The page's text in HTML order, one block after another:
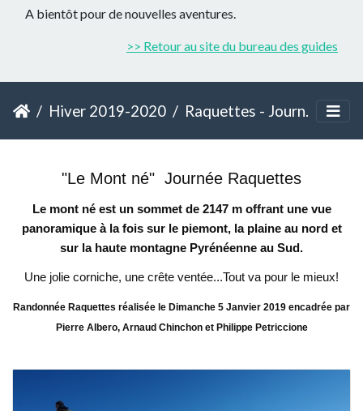
A bientôt pour de nouvelles aventures.
>> Retour au site du bureau des guides
Hiver 2019-2020 Raquettes - Journée France - Mont né
"Le Mont né" Journée Raquettes
Le mont né est un sommet de 2147 m offrant une vue
panoramique à la fois sur le piemont, la plaine au nord et
sur la haute montagne Pyrénéenne au Sud.
Une jolie corniche, une crête ventée...Tout va pour le mieux!
Randonnée Raquettes réalisée le Dimanche 5 Janvier 2019 encadrée par
Pierre Albero, Arnaud Chinchon et Philippe Petriccione